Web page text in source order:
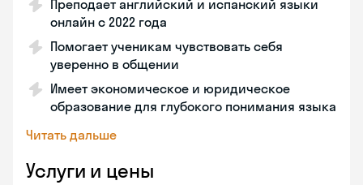
Преподает английский и испанский языки
онлайн с 2022 года
Помогает ученикам чувствовать себя
уверенно в общении
Имеет экономическое и юридическое
образование для глубокого понимания языка
Читать дальше
Услуги и цены